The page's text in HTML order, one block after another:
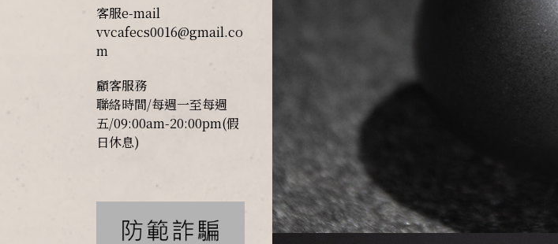
客服e-mail
vvcafecs0016@gmail.co
m
顧客服務
聯絡時間/每週一至每週
五/09:00am-20:00pm(假
日休息)